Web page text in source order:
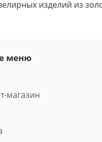
изделий из
меню
магазин